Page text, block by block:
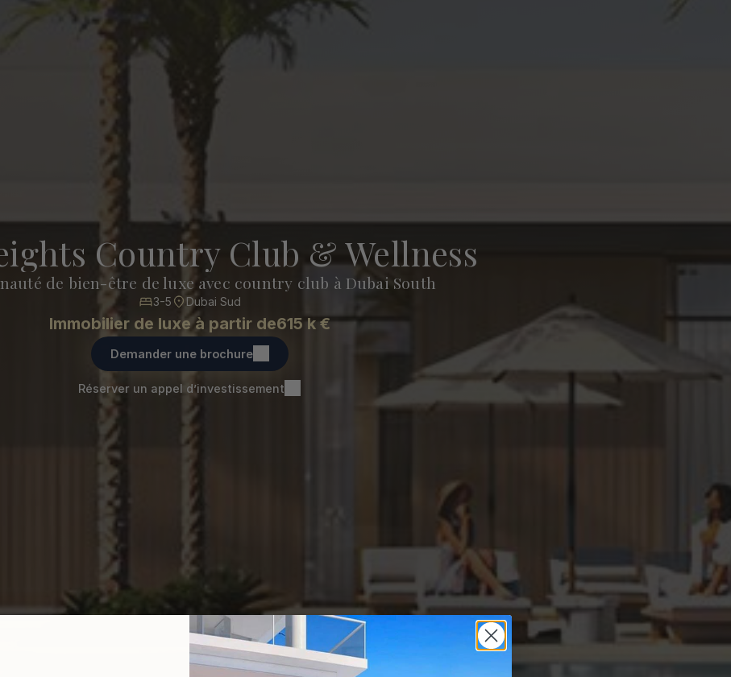
Country Club & Wellness
de bien-être de luxe avec country club à Dubai South
3-5 Dubai Sud
Immobilier de luxe à partir de615 k €
Demander une brochure
Réserver un appel d’investissement